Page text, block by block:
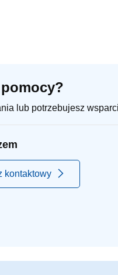
lub potrzebujesz
kontaktowy